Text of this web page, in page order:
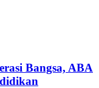
Bangsa, ABA